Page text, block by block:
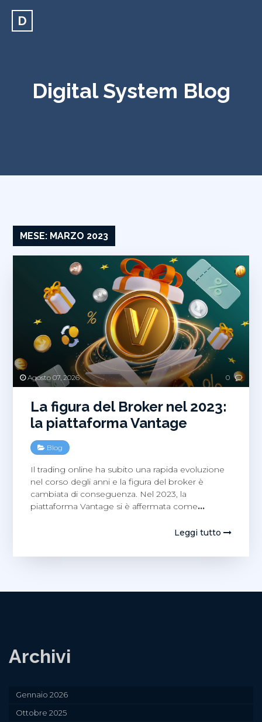
D
Digital System Blog
MESE: MARZO 2023
Agosto 07, 2026 0
La figura del Broker nel 2023:
la piattaforma Vantage
Blog
Il trading online ha subito una rapida evoluzione
nel corso degli anni e la figura del broker è
cambiata di conseguenza. Nel 2023, la
piattaforma Vantage si è affermata come…
Leggi tutto
Archivi
Gennaio 2026
Ottobre 2025